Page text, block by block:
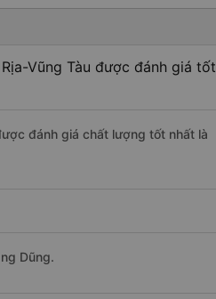
Vũng Tàu được đánh giá tốt
đánh giá chất lượng tốt nhất là
Dũng.